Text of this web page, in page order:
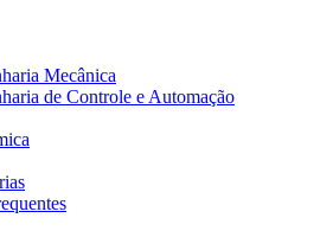
Mecânica
de Controle e Automação